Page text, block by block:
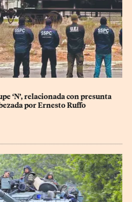
‘N’, relacionada con presunta
por Ernesto Ruffo